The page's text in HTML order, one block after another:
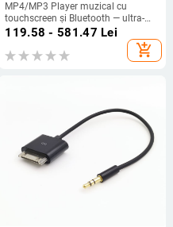
MP4/MP3 Player muzical cu
touchscreen și Bluetooth — ultra-
subțire, pentru citirea romanelor
119.58 - 581.47 Lei
add_shopping_cart